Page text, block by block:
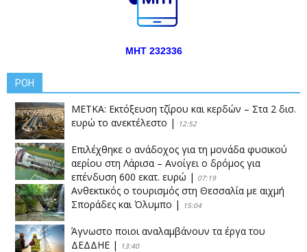
ΜΗΤ 232336
ΡΟΗ
ΜΕΤΚΑ: Εκτόξευση τζίρου και κερδών – Στα 2 δισ.
ευρώ το ανεκτέλεστο | 12:52
Επιλέχθηκε ο ανάδοχος για τη μονάδα φυσικού
αερίου στη Λάρισα – Ανοίγει ο δρόμος για
επένδυση 600 εκατ. ευρώ | 07:19
Ανθεκτικός ο τουρισμός στη Θεσσαλία με αιχμή
Σποράδες και Όλυμπο | 15:04
Άγνωστο ποιοι αναλαμβάνουν τα έργα του
ΔΕΔΔΗΕ | 13:40